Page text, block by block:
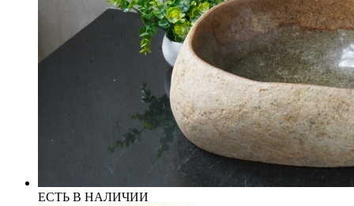
ЕСТЬ В НАЛИЧИИ